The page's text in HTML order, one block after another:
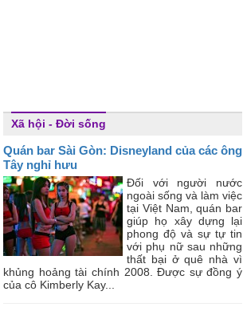
Xã hội - Đời sống
Quán bar Sài Gòn: Disneyland của các ông
Tây nghỉ hưu
Đối với người nước
ngoài sống và làm việc
tại Việt Nam, quán bar
giúp họ xây dựng lại
phong độ và sự tự tin
với phụ nữ sau những
thất bại ở quê nhà vì
khủng hoảng tài chính 2008. Được sự đồng ý
của cô Kimberly Kay...